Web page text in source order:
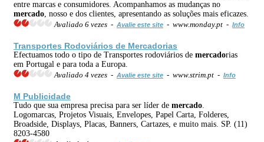
entre marcas e consumidores. Acompanhamos as mudanças no
mercado , nosso e dos clientes, apresentando as soluções mais eficazes.
Avaliado 6 vezes - Avalie este site - www.monday.pt - Info
Transportes Rodoviários de Mercadorias
Efectuamos todo o tipo de Transportes rodoviários de mercadorias
em Portugal e para toda a Europa.
Avaliado 4 vezes - Avalie este site - www.strim.pt - Info
M Publicidade
Tudo que sua empresa precisa para ser líder de mercado
Logomarcas, Projetos Visuais, Envelopes, Papel Carta, Folderes,
Broadside, Displays, Placas, Banners, Cartazes, e muito mais. SP. (11)
8203-4580